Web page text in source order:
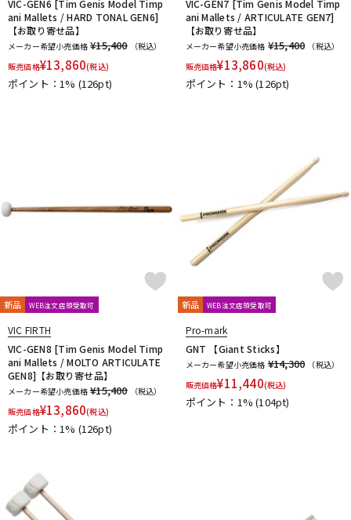
VIC-GEN6 [Tim Genis Model Timp
ani Mallets / HARD TONAL GEN6]
【お取り寄せ品】
メーカー希望小売価格 ¥15,400
（税込）
販売価格¥13,860(税込)
ポイント：1% (126pt)
VIC-GEN7 [Tim Genis Model Timp
ani Mallets / ARTICULATE GEN7]
【お取り寄せ品】
メーカー希望小売価格 ¥15,400
（税込）
販売価格¥13,860(税込)
ポイント：1%(126pt)
新品 WEB注文店頭受取可
VIC FIRTH
VIC-GEN8 [Tim Genis Model Timp
ani Mallets / MOLTO ARTICULATE
GEN8]【お取り寄せ品】
メーカー希望小売価格 ¥15,400
（税込）
販売価格¥13,860(税込)
ポイント：1% (126pt)
新品 WEB注文店頭受取可
Pro-mark
GNT 【Giant Sticks】
メーカー希望小売価格 ¥14,300
（税込）
販売価格¥11,440(税込)
ポイント：1%(104pt)